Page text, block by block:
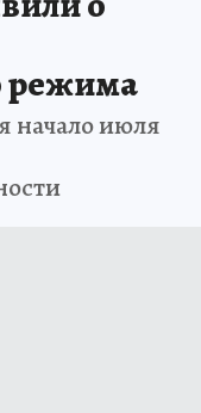
режима
начало июля